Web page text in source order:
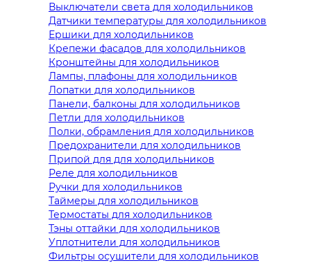
Выключатели света для холодильников
Датчики температуры для холодильников
Ершики для холодильников
Крепежи фасадов для холодильников
Кронштейны для холодильников
Лампы, плафоны для холодильников
Лопатки для холодильников
Панели, балконы для холодильников
Петли для холодильников
Полки, обрамления для холодильников
Предохранители для холодильников
Припой для для холодильников
Реле для холодильников
Ручки для холодильников
Таймеры для холодильников
Термостаты для холодильников
Тэны оттайки для холодильников
Уплотнители для холодильников
Фильтры осушители для холодильников